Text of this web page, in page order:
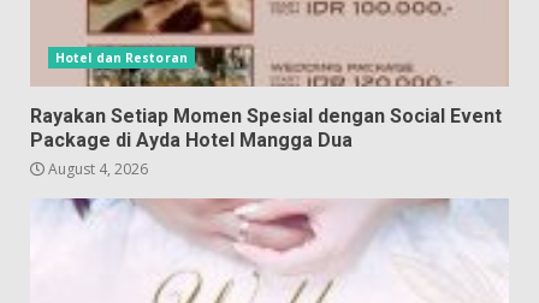
Hotel dan Restoran
Rayakan Setiap Momen Spesial dengan Social Event
Package di Ayda Hotel Mangga Dua
August 4, 2026